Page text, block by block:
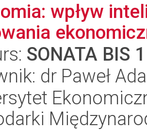
wpływ
SONATA BIS
dr Paweł